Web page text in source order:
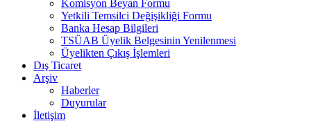
Komisyon Beyan Formu
Yetkili Temsilci Değişikliği Formu
Banka Hesap Bilgileri
TSÜAB Üyelik Belgesinin Yenilenmesi
Üyelikten Çıkış İşlemleri
Dış Ticaret
Arşiv
Haberler
Duyurular
İletişim